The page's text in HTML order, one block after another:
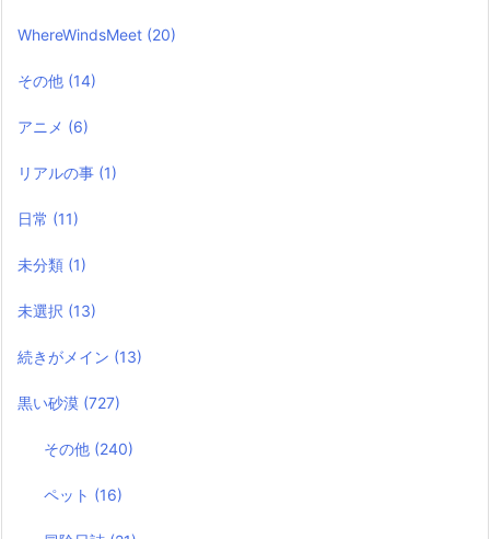
WhereWindsMeet (20)
その他 (14)
アニメ (6)
リアルの事 (1)
日常 (11)
未分類 (1)
未選択 (13)
続きがメイン (13)
黒い砂漠 (727)
その他 (240)
ペット (16)